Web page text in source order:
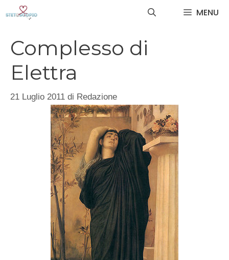
MENU
Complesso di
Elettra
21 Luglio 2011 di Redazione